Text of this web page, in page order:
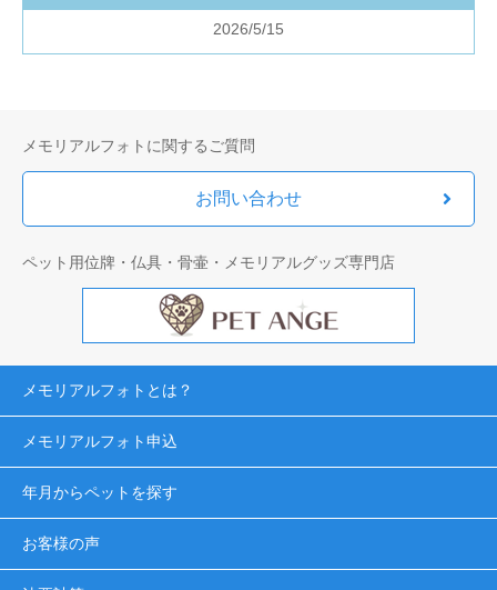
2026/5/15
メモリアルフォトに関するご質問
お問い合わせ
ペット用位牌・仏具・骨壷・メモリアルグッズ専門店
メモリアルフォトとは？
メモリアルフォト申込
年月からペットを探す
お客様の声